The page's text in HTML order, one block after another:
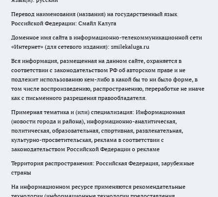
Перевод наименования (названия) на государственный язык
Российской Федерации: Смайл Калуга
Доменное имя сайта в информационно-телекоммуникационной сети
«Интернет» (для сетевого издания): smilekaluga.ru
Вся информация, размещенная на данном сайте, охраняется в
соответствии с законодательством РФ об авторском праве и не
подлежит использованию кем-либо в какой бы то ни было форме, в
том числе воспроизведению, распространению, переработке не иначе
как с письменного разрешения правообладателя.
Примерная тематика и (или) специализация: Информационная
(новости города и района), информационно-аналитическая,
политическая, образовательная, спортивная, развлекательная,
культурно-просветительская, реклама в соответствии с
законодательством Российской Федерации о рекламе
Территория распространения: Российская Федерация, зарубежные
страны
На информационном ресурсе применяются рекомендательные